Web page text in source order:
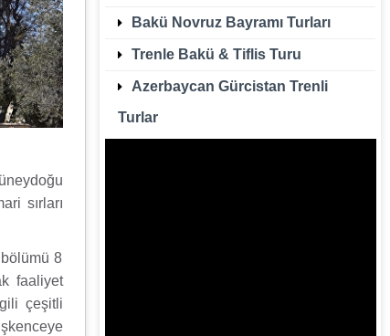
sırları
8
faaliyet
çeşitli
Bakü Novruz Bayramı Turları
Trenle Bakü & Tiflis Turu
Azerbaycan Gürcistan Trenli
Turlar